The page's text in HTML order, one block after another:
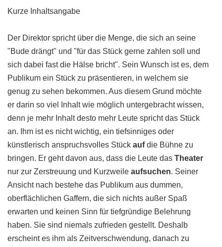
Kurze Inhaltsangabe
Der Direktor spricht über die Menge, die sich an seine
"Bude drängt" und "für das Stück gerne zahlen soll und
sich dabei fast die Hälse bricht". Sein Wunsch ist es, dem
Publikum ein Stück zu präsentieren, in welchem sie
genug zu sehen bekommen. Aus diesem Grund möchte
er darin so viel Inhalt wie möglich untergebracht wissen,
denn je mehr Inhalt desto mehr Leute spricht das Stück
an. Ihm ist es nicht wichtig, ein tiefsinniges oder
künstlerisch anspruchsvolles Stück aufdie Bühne zu
bringen. Er geht davon aus, dass die Leute das Theater
nur zur Zerstreuung und Kurzweile aufsuchen. Seiner
Ansicht nach bestehe das Publikum aus dummen,
oberflächlichen Gaffern, die sich nichts außer Spaß
erwarten und keinen Sinn für tiefgründige Belehrung
haben. Sie sind niemals zufrieden gestellt. Deshalb
erscheint es ihm als Zeitverschwendung, danach zu